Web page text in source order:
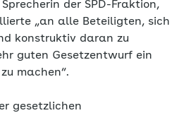
der SPD-Fraktion,
„an alle Beteiligten, sich
konstruktiv daran zu
guten Gesetzentwurf ein
machen“.
gesetzlichen